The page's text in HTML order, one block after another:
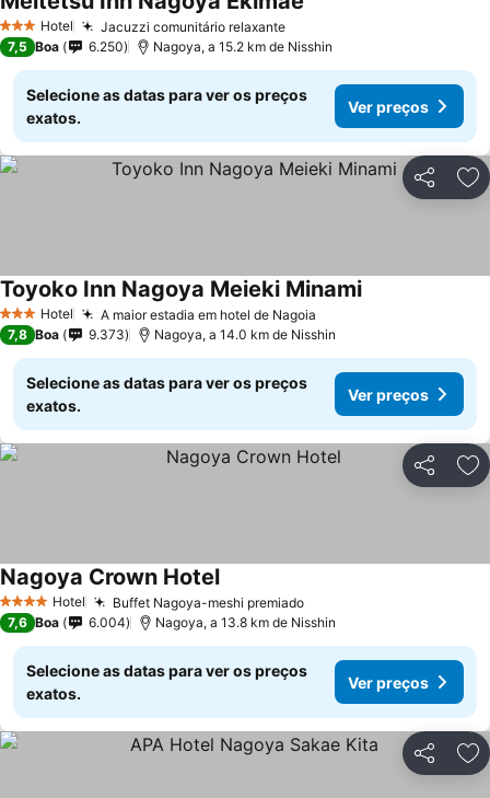
3 EstrelasHotel Jacuzzi comunitário relaxante
7,5 Boa 6.250 Nagoya, a 15.2 km de Nisshin
Selecione as datas para ver os preços
exatos.
Ver preços
Partilhar
3 EstrelasHotel A maior estadia em hotel de Nagoia
Toyoko Inn Nagoya Meieki Minami
7,8 Boa 9.373 Nagoya, a 14.0 km de Nisshin
Selecione as datas para ver os preços
exatos.
Ver preços
Partilhar
4 EstrelasHotel Buffet Nagoya-meshi premiado
Nagoya Crown Hotel
7,6 Boa 6.004 Nagoya, a 13.8 km de Nisshin
Selecione as datas para ver os preços
exatos.
Ver preços
Partilhar